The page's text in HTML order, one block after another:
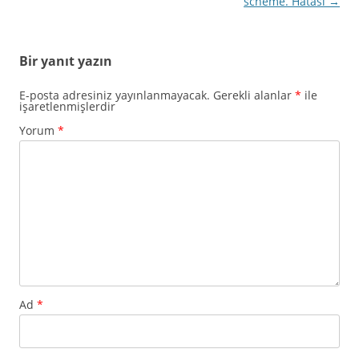
Bir yanıt yazın
E-posta adresiniz yayınlanmayacak. Gerekli alanlar * ile
işaretlenmişlerdir
Yorum *
Ad *